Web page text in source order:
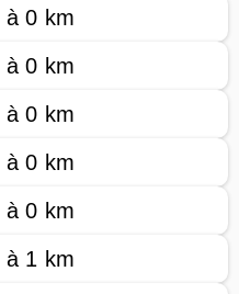
à 0 km
à 0 km
à 0 km
à 0 km
à 0 km
à 1 km